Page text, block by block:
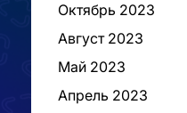
Октябрь 2023
Август 2023
Май 2023
Апрель 2023